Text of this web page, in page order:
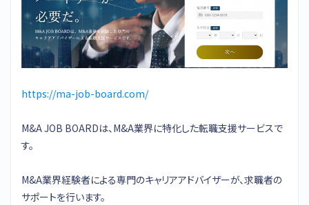
https://ma-job-board.com/
M&A JOB BOARDは、M&A業界に特化した転職支援サービスで
す。
M&A業界経験者による専門のキャリアアドバイザーが、求職者の
サポートを行います。